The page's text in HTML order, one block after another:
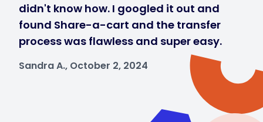
didn't know how. I googled it out and
found Share-a-cart and the transfer
process was flawless and super easy.
Sandra A., October 2, 2024